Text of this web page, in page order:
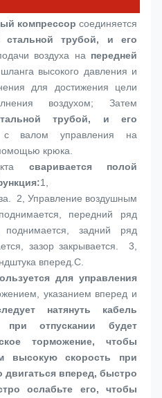
компрессор соединяется
стальной трубой, и его
воздуха на передней
высокого давления и
для достижения цели
трубой, и его
крюка.
сваривается полой
1,
2, Управление воздушным
передний ряд
задний ряд
зазор закрывается.  3,
вперед. C.
указанием вперед и
натянуть кабель
отпускании будет
торможение, чтобы
высокую скорость при
двигаться вперед, быстро
ослабьте его, чтобы